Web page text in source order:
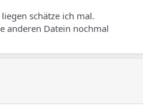
schätze ich mal.
anderen Datein nochmal